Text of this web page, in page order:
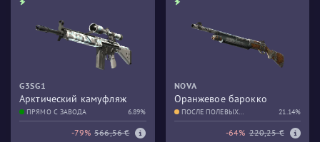
G3SG1
Арктический камуфляж
ПРЯМО С ЗАВОДА 6.89%
-79% 566,56 €
NOVA
Оранжевое барокко
ПОСЛЕ ПОЛЕВЫХ
ИСПЫТАНИЙ
21.14%
-64% 220,25 €